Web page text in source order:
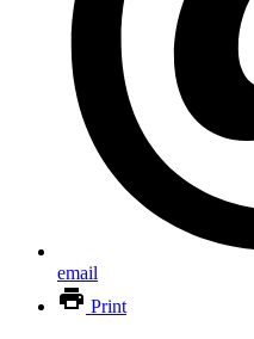
email
Print